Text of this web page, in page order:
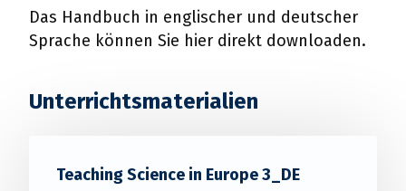
Das Handbuch in englischer und deutscher
Sprache können Sie hier direkt downloaden.
Unterrichtsmaterialien
Teaching Science in Europe 3_DE